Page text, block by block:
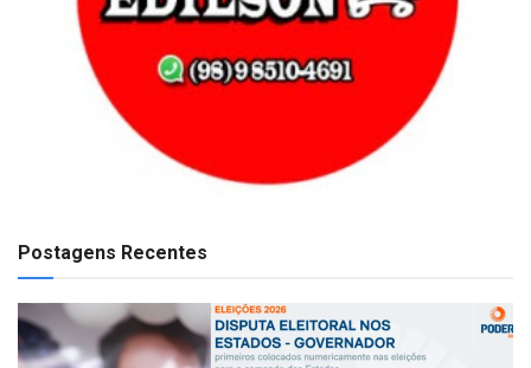
Postagens Recentes